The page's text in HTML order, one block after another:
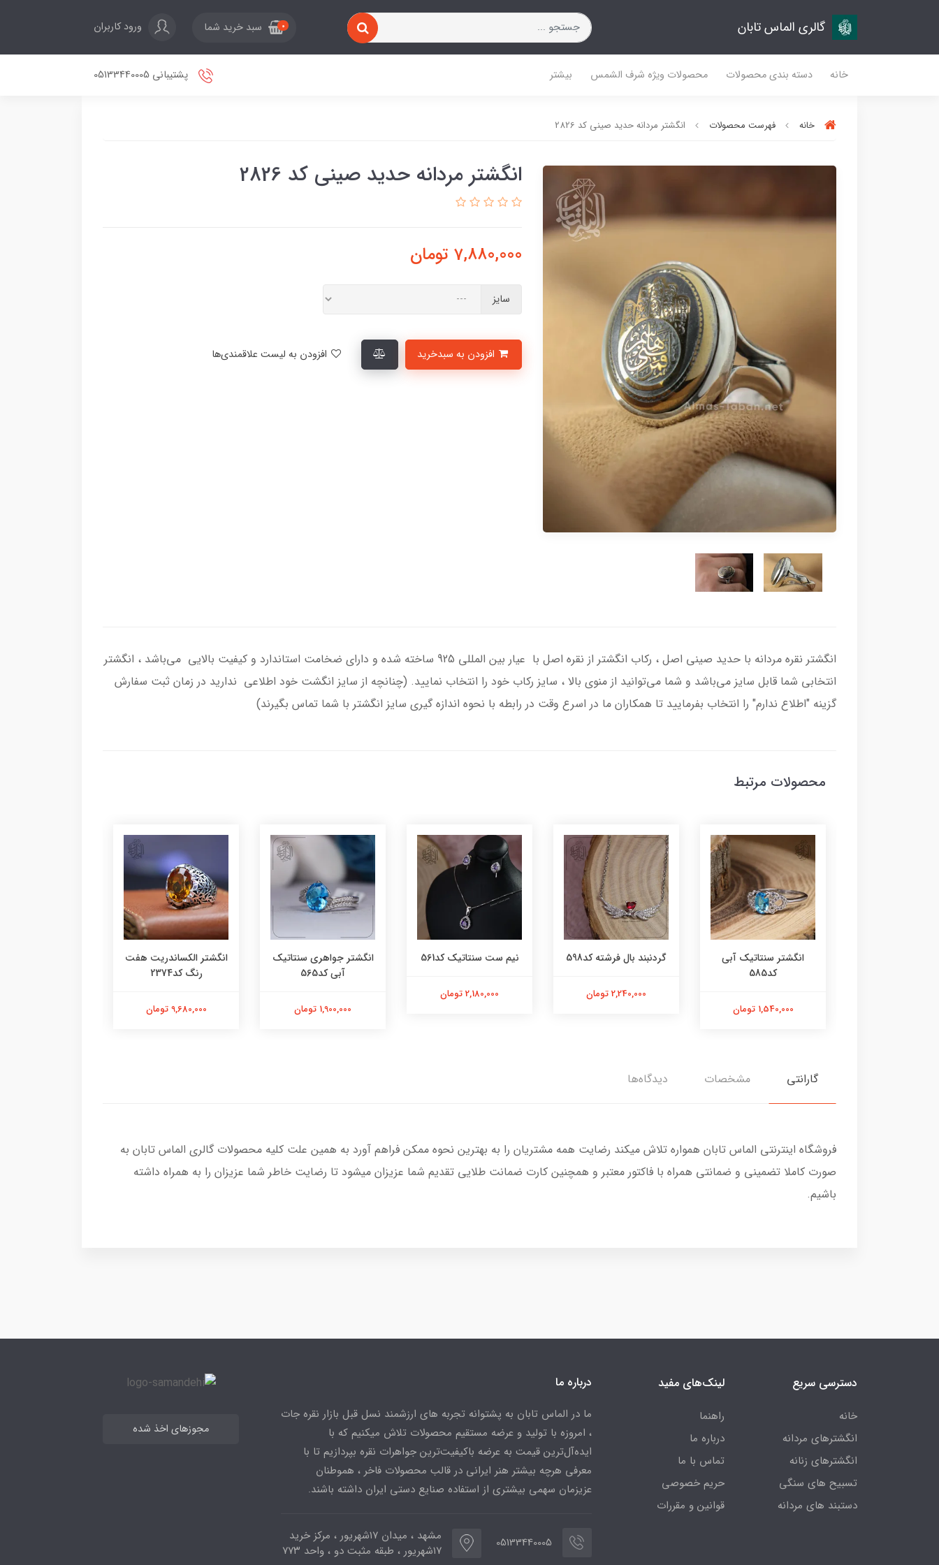
گالری الماس تابان 0 سبد خرید شما ورود کاربران
خانه دسته بندی محصولات محصولات ویژه شرف الشمس بیشتر پشتیبانی 05133440005
خانه فهرست محصولات انگشتر مردانه حدید صینی کد 2826
انگشتر مردانه حدید صینی کد 2826
7,880,000 تومان
سایز
انگشتر نقره مردانه با حدید صینی اصل ، رکاب انگشتر از نقره اصل با عیار بین المللی 925 ساخته شده و دارای ضخامت استاندارد و کیفیت بالایی می‌باشد ، انگشتر
انتخابی شما قابل سایز می‌باشد و شما می‌توانید از منوی بالا ، سایز رکاب خود را انتخاب نمایید. (چنانچه از سایز انگشت خود اطلاعی ندارید در زمان ثبت سفارش
گزینه "اطلاع ندارم" را انتخاب بفرمایید تا همکاران ما در اسرع وقت در رابطه با نحوه اندازه گیری سایز انگشتر با شما تماس بگیرند)
محصولات مرتبط
انگشتر سنتاتیک آبی
کد585
1,540,000 تومان
گردنبند بال فرشته کد598
2,240,000 تومان
نیم ست سنتاتیک کد561
2,180,000 تومان
انگشتر جواهری سنتاتیک
آبی کد565
1,900,000 تومان
انگشتر الکساندریت هفت
رنگ کد2374
9,680,000 تومان
گارانتی مشخصات دیدگاه‌ها
فروشگاه اینترنتی الماس تابان همواره تلاش میکند رضایت همه مشتریان را به بهترین نحوه ممکن فراهم آورد به همین علت کلیه محصولات گالری الماس تابان به
صورت کاملا تضمینی و ضمانتی همراه با فاکتور معتبر و همچنین کارت ضمانت طلایی تقدیم شما عزیزان میشود تا رضایت خاطر شما عزیزان را به همراه داشته
باشیم.
دسترسی سریع
خانه
انگشترهای مردانه
انگشترهای زنانه
تسبیح های سنگی
دستبند های مردانه
لینک‌های مفید
راهنما
درباره ما
تماس با ما
حریم خصوصی
قوانین و مقررات
درباره ما
ما در الماس تابان به پشتوانه تجربه های ارزشمند نسل قبل بازار نقره جات
، امروزه با تولید و عرضه مستقیم محصولات تلاش میکنیم که با
ایده‌آل‌ترین قیمت به عرضه باکیفیت‌ترین جواهرات نقره بپردازیم تا با
معرفی هرچه بیشتر هنر ایرانی در قالب محصولات فاخر ، هموطنان
عزیزمان سهمی بیشتری از استفاده صنایع دستی ایران داشته باشند.
05133440005
مشهد ، میدان ۱۷شهریور ، مرکز خرید
۱۷شهریور ، طبقه مثبت دو ، واحد ۷۷۳
مجوزهای اخذ شده